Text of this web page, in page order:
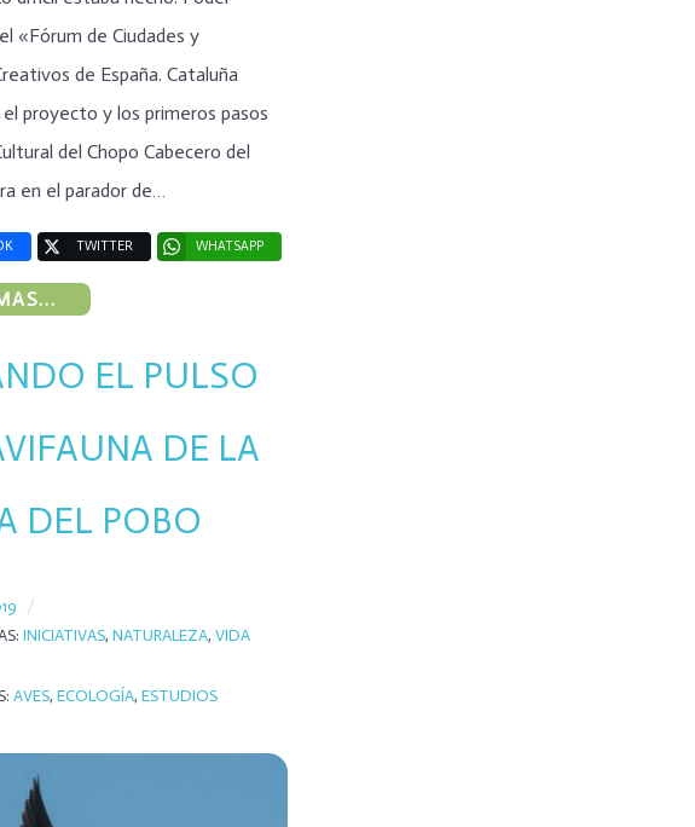
«Fórum de Ciudades y
de España. Cataluña
proyecto y los primeros pasos
del Chopo Cabecero del
en el parador de…
TWITTER WHATSAPP
EL PULSO
DE LA
DEL POBO
INICIATIVAS, NATURALEZA, VIDA
AVES, ECOLOGÍA, ESTUDIOS